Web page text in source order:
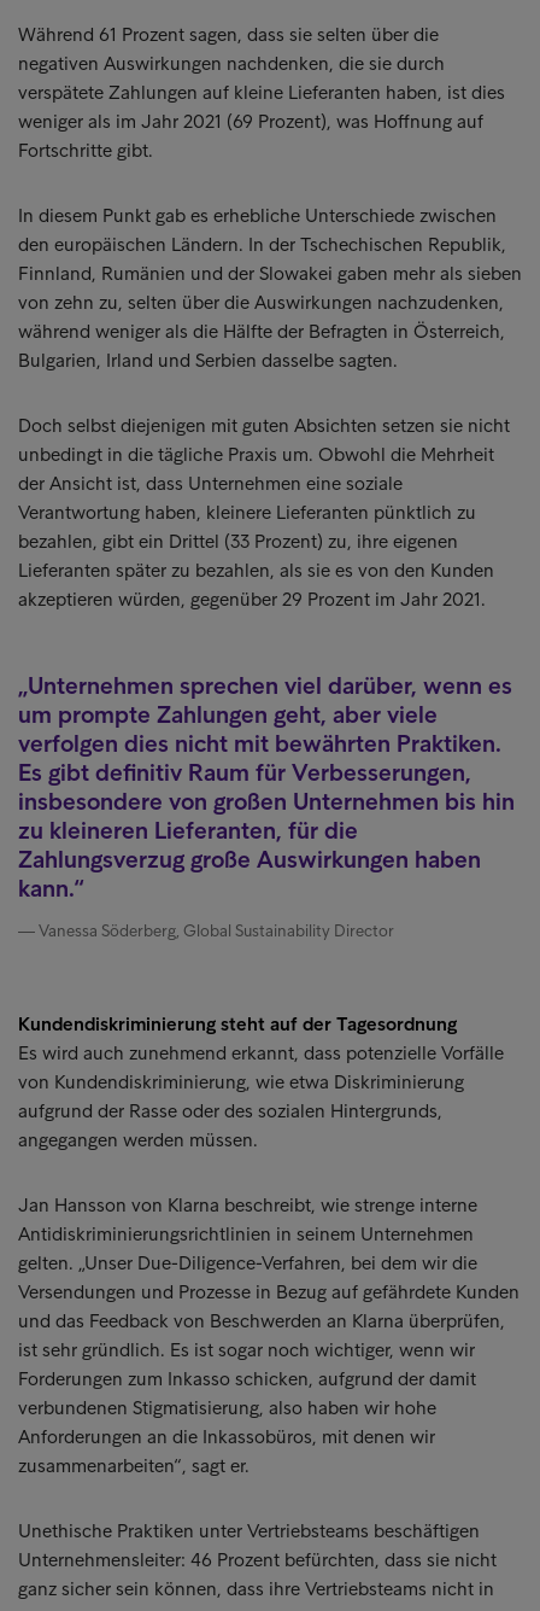
Während 61 Prozent sagen, dass sie selten über die
negativen Auswirkungen nachdenken, die sie durch
verspätete Zahlungen auf kleine Lieferanten haben, ist dies
weniger als im Jahr 2021 (69 Prozent), was Hoffnung auf
Fortschritte gibt.
In diesem Punkt gab es erhebliche Unterschiede zwischen
den europäischen Ländern. In der Tschechischen Republik,
Finnland, Rumänien und der Slowakei gaben mehr als sieben
von zehn zu, selten über die Auswirkungen nachzudenken,
während weniger als die Hälfte der Befragten in Österreich,
Bulgarien, Irland und Serbien dasselbe sagten.
Doch selbst diejenigen mit guten Absichten setzen sie nicht
unbedingt in die tägliche Praxis um. Obwohl die Mehrheit
der Ansicht ist, dass Unternehmen eine soziale
Verantwortung haben, kleinere Lieferanten pünktlich zu
bezahlen, gibt ein Drittel (33 Prozent) zu, ihre eigenen
Lieferanten später zu bezahlen, als sie es von den Kunden
akzeptieren würden, gegenüber 29 Prozent im Jahr 2021.
Unternehmen sprechen viel darüber, wenn es
um prompte Zahlungen geht, aber viele
verfolgen dies nicht mit bewährten Praktiken.
Es gibt definitiv Raum für Verbesserungen,
insbesondere von großen Unternehmen bis hin
zu kleineren Lieferanten, für die
Zahlungsverzug große Auswirkungen haben
kann.
Vanessa Söderberg, Global Sustainability Director
Kundendiskriminierung steht auf der Tagesordnung
Es wird auch zunehmend erkannt, dass potenzielle Vorfälle
von Kundendiskriminierung, wie etwa Diskriminierung
aufgrund der Rasse oder des sozialen Hintergrunds,
angegangen werden müssen.
Jan Hansson von Klarna beschreibt, wie strenge interne
Antidiskriminierungsrichtlinien in seinem Unternehmen
gelten. „Unser Due-Diligence-Verfahren, bei dem wir die
Versendungen und Prozesse in Bezug auf gefährdete Kunden
und das Feedback von Beschwerden an Klarna überprüfen,
ist sehr gründlich. Es ist sogar noch wichtiger, wenn wir
Forderungen zum Inkasso schicken, aufgrund der damit
verbundenen Stigmatisierung, also haben wir hohe
Anforderungen an die Inkassobüros, mit denen wir
zusammenarbeiten“, sagt er.
Unethische Praktiken unter Vertriebsteams beschäftigen
Unternehmensleiter: 46 Prozent befürchten, dass sie nicht
ganz sicher sein können, dass ihre Vertriebsteams nicht in